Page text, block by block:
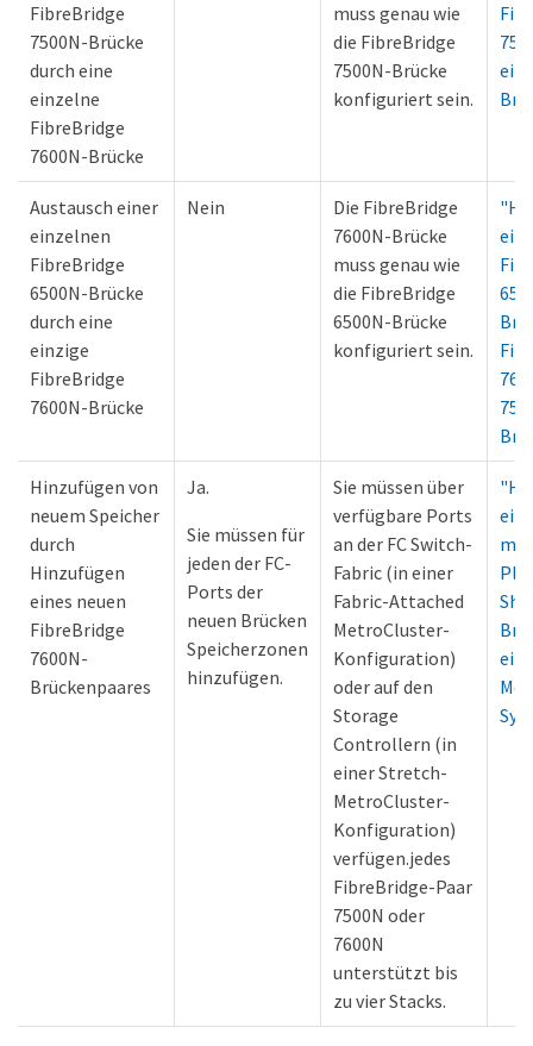
FibreBridge
7500N-Brücke
durch eine
einzelne
FibreBridge
7600N-Brücke
muss genau wie
die FibreBridge
7500N-Brücke
konfiguriert sein.
Austausch einer
einzelnen
FibreBridge
6500N-Brücke
durch eine
einzige
FibreBridge
7600N-Brücke
Nein
Die FibreBridge
7600N-Brücke
muss genau wie
die FibreBridge
6500N-Brücke
konfiguriert sein.
Hinzufügen von
neuem Speicher
durch
Hinzufügen
eines neuen
FibreBridge
7600N-
Brückenpaares
Ja.
Sie müssen für
jeden der FC-
Ports der
neuen Brücken
Speicherzonen
hinzufügen.
Sie müssen über
verfügbare Ports
an der FC Switch-
Fabric (in einer
Fabric-Attached
MetroCluster-
Konfiguration)
oder auf den
Storage
Controllern (in
einer Stretch-
MetroCluster-
Konfiguration)
verfügen.jedes
FibreBridge-Paar
7500N oder
7600N
unterstützt bis
zu vier Stacks.
mit